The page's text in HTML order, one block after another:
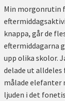
Min morgonrutin
knappa, går de
eftermiddagarna
upp olika skolor.
delade ut
målade elefanter
ljuden i det